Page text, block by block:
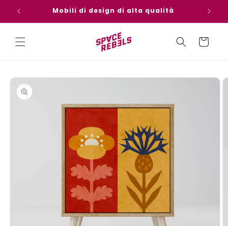
direttamente
ai contenuti
Design europeo
Carrello
informazioni
prodotto